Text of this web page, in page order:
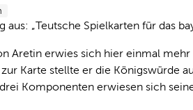
aus: „Teutsche Spielkarten für das
Aretin erwies sich hier einmal
Karte stellte er die Königswürde
Komponenten erwiesen sich